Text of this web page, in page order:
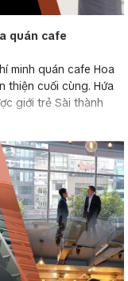
quán cafe
minh quán cafe Hoa
thiện cuối cùng. Hứa
giới trẻ Sài thành